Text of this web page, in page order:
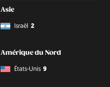
Asie
Israël 2
Amérique du Nord
États-Unis 9